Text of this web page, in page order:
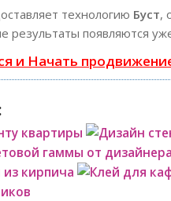
технологию Буст,
результаты появляются
и Начать
квартиры
Дизайн
гаммы от
кирпича
Клей для